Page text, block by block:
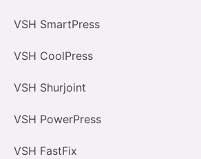
VSH SmartPress
VSH CoolPress
VSH Shurjoint
VSH PowerPress
VSH FastFix